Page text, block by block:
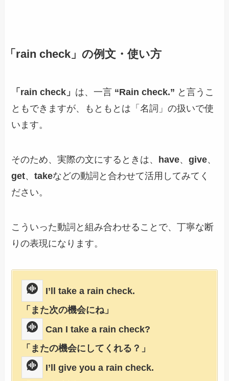
「rain check」 の例文・使い方
「rain check」 は、一言 “Rain check.” と言うこ
ともできますが、もともとは「名詞」の扱いで使
います。
そのため、実際の文にするときは、 have、give、
get、takeなどの動詞と合わせて活用してみてく
ださい。
こういった動詞と組み合わせることで、丁寧な断
りの表現になります。
I’ll take a rain check.
「また次の機会にね」
Can I take a rain check?
「またの機会にしてくれる？」
I’ll give you a rain check.